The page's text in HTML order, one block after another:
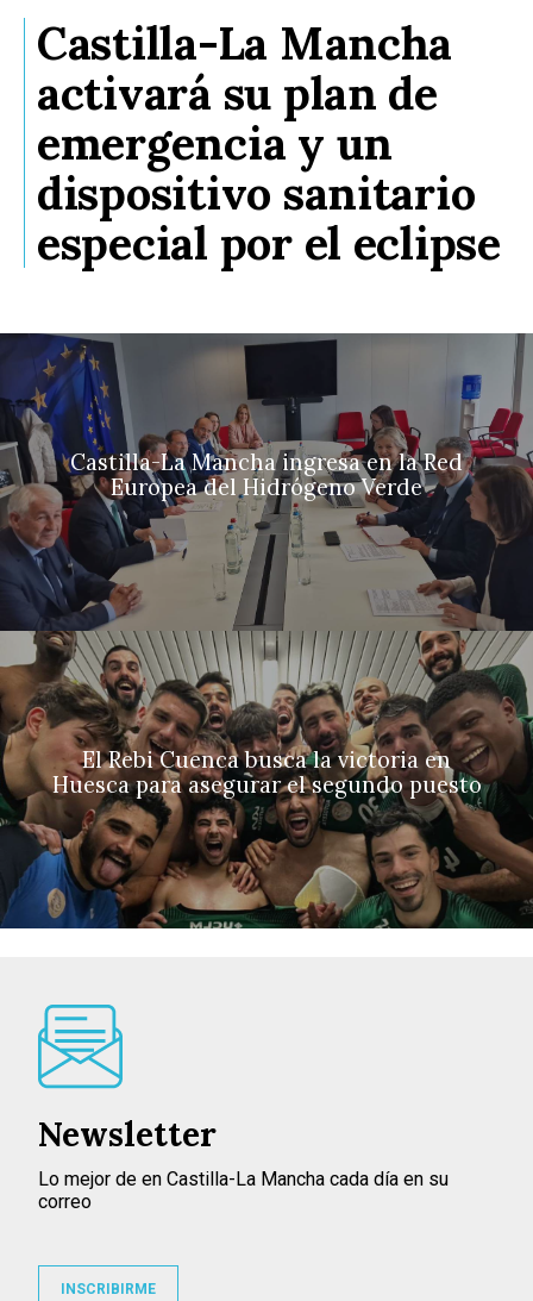
Castilla-La Mancha
activará su plan de
emergencia y un
dispositivo sanitario
especial por el eclipse
Castilla-La Mancha ingresa en la Red
Europea del Hidrógeno Verde
El Rebi Cuenca busca la victoria en
Huesca para asegurar el segundo puesto
Newsletter
Lo mejor de en Castilla-La Mancha cada día en su
correo
INSCRIBIRME